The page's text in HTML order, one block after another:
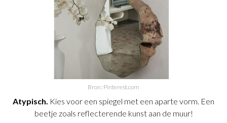
Bron: Pinterest.com
Atypisch. Kies voor een spiegel met een aparte vorm. Een
beetje zoals reflecterende kunst aan de muur!